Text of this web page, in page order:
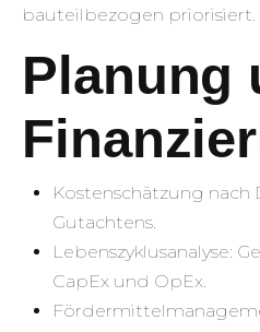
bauteilbezogen priorisiert.
Planung
Kostenschätzung nach
Gutachtens.
Lebenszyklusanalyse:
CapEx und OpEx.